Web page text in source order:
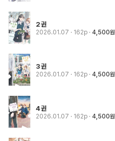
2권
2026.01.07 · 162p 4,500원
3권
2026.01.07 · 162p 4,500원
4권
2026.01.07 · 162p 4,500원